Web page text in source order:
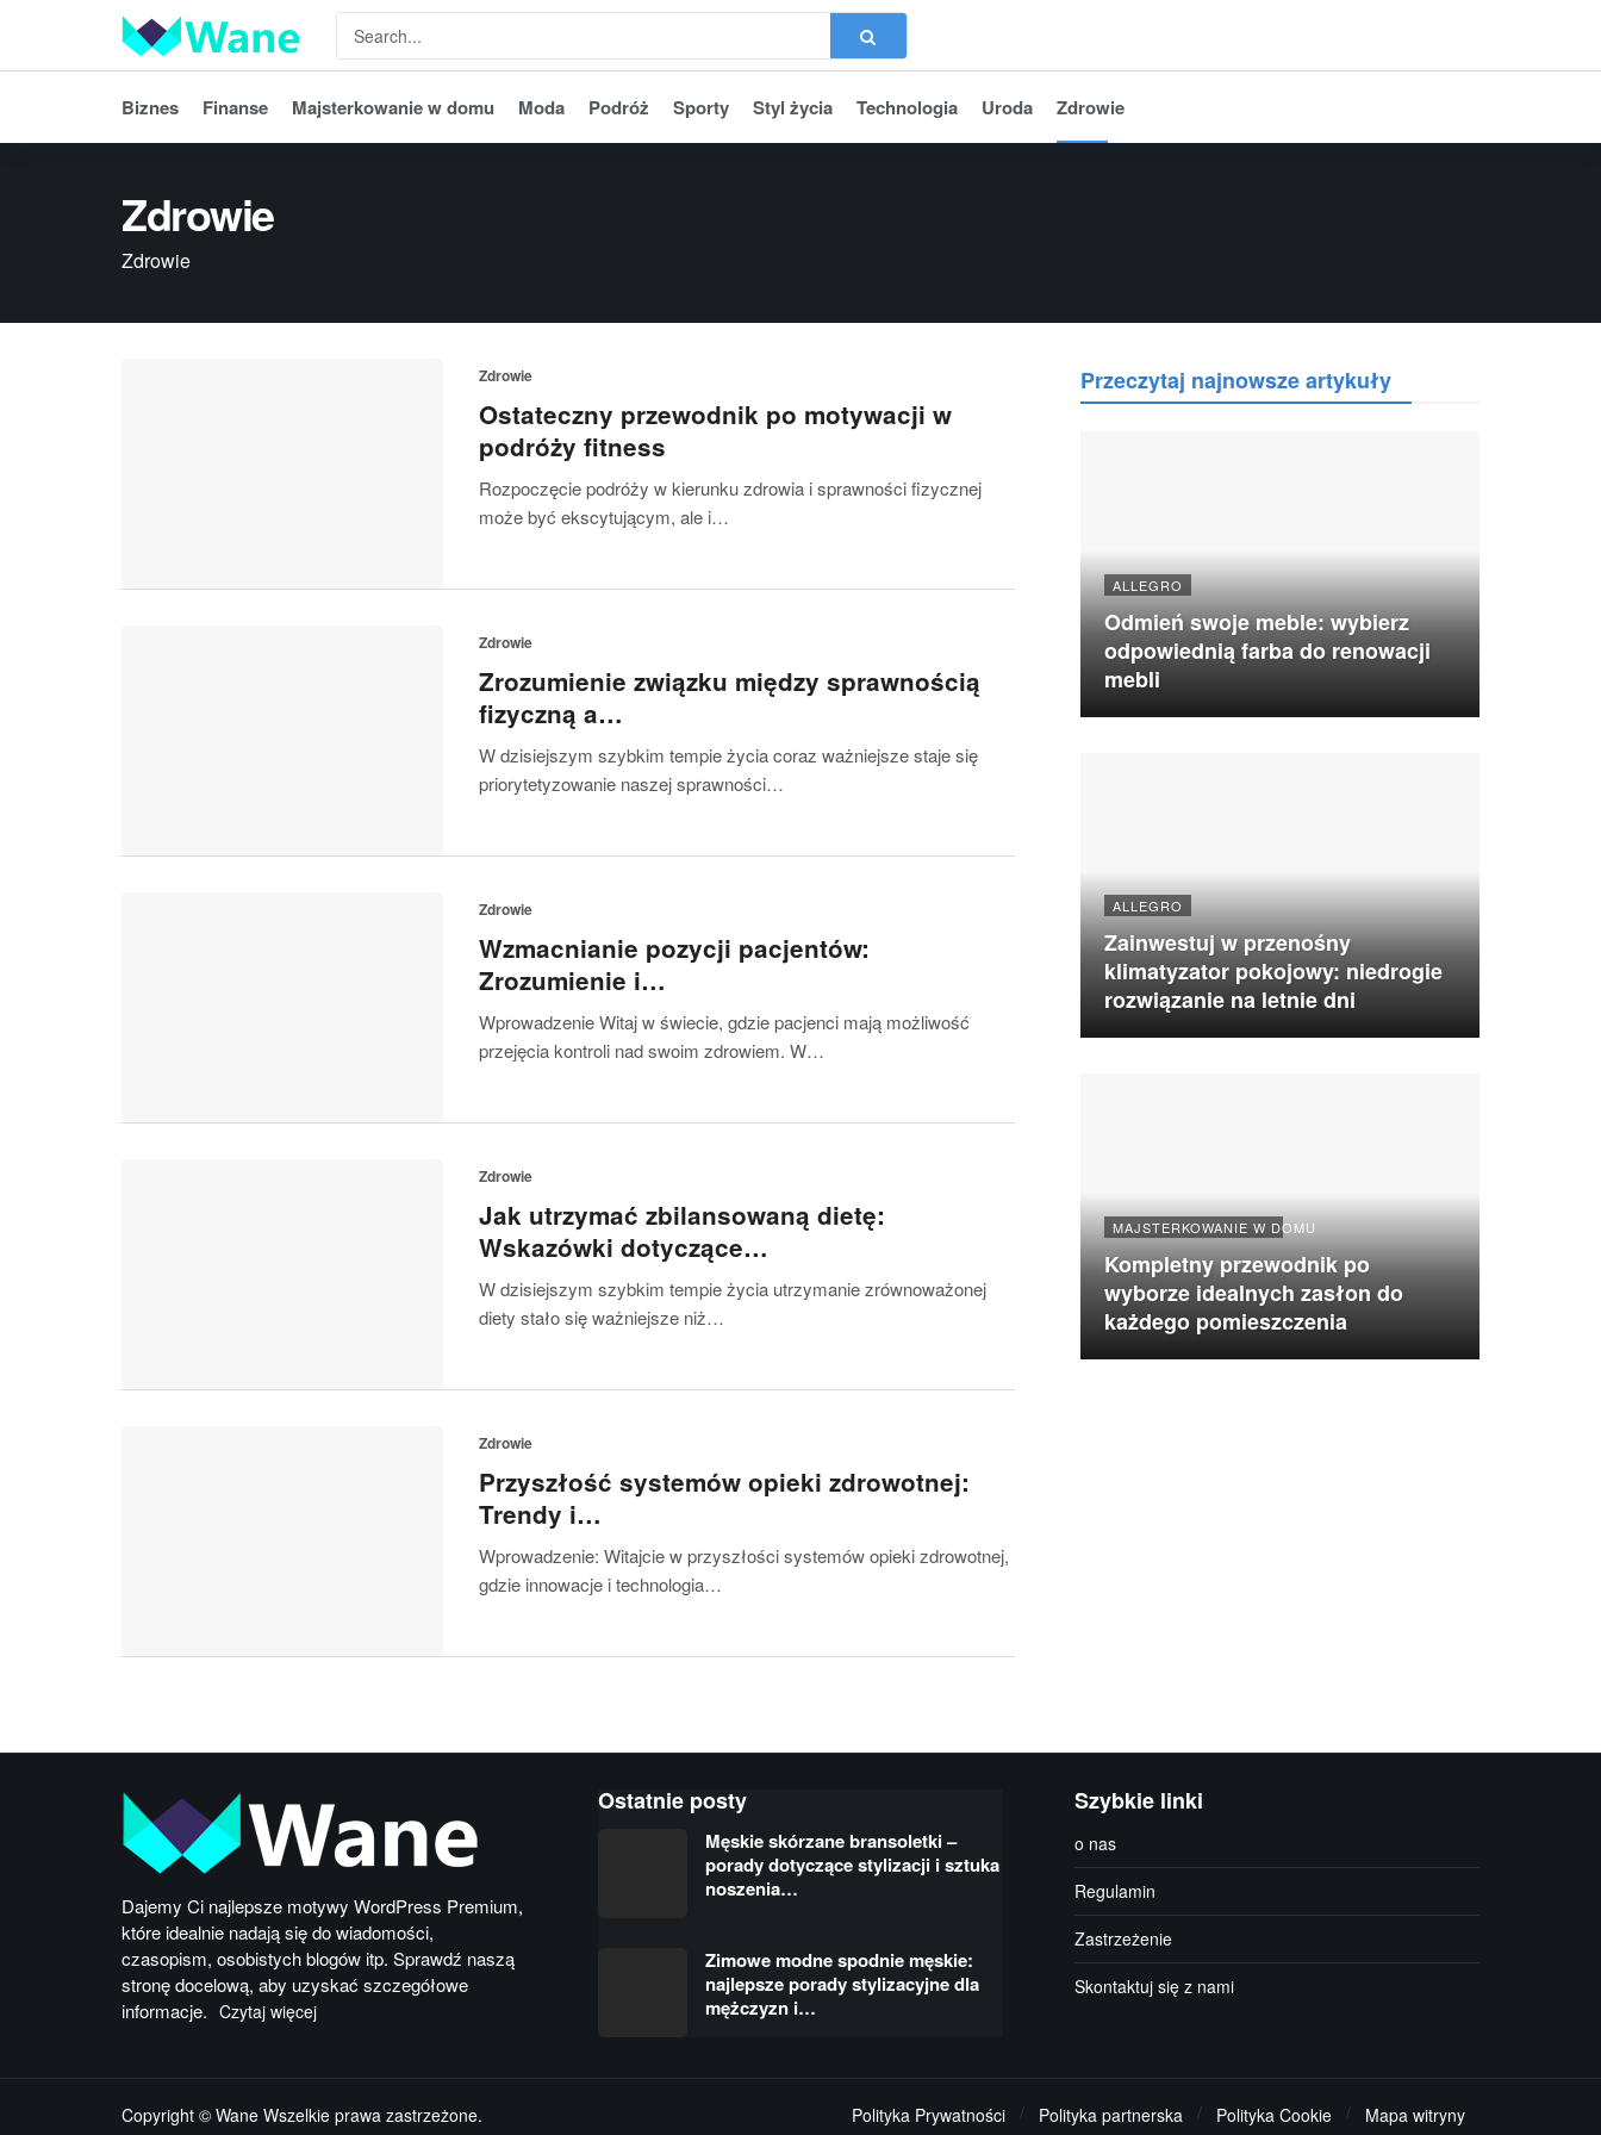
Biznes Finanse Majsterkowanie w domu Moda Podróż Sporty Styl życia Technologia Uroda Zdrowie
Zdrowie
Zdrowie
Zdrowie
Ostateczny przewodnik po motywacji w
podróży fitness
Rozpoczęcie podróży w kierunku zdrowia i sprawności fizycznej
może być ekscytującym, ale i…
Zdrowie
Zrozumienie związku między sprawnością
fizyczną a…
W dzisiejszym szybkim tempie życia coraz ważniejsze staje się
priorytetyzowanie naszej sprawności…
Zdrowie
Wzmacnianie pozycji pacjentów:
Zrozumienie i…
Wprowadzenie Witaj w świecie, gdzie pacjenci mają możliwość
przejęcia kontroli nad swoim zdrowiem. W…
Zdrowie
Jak utrzymać zbilansowaną dietę:
Wskazówki dotyczące…
W dzisiejszym szybkim tempie życia utrzymanie zrównoważonej
diety stało się ważniejsze niż…
Zdrowie
Przyszłość systemów opieki zdrowotnej:
Trendy i…
Wprowadzenie: Witajcie w przyszłości systemów opieki zdrowotnej,
gdzie innowacje i technologia…
Przeczytaj najnowsze artykuły
ALLEGRO
Odmień swoje meble: wybierz
odpowiednią farba do renowacji
mebli
ALLEGRO
Zainwestuj w przenośny
klimatyzator pokojowy: niedrogie
rozwiązanie na letnie dni
MAJSTERKOWANIE W DOMU
Kompletny przewodnik po
wyborze idealnych zasłon do
każdego pomieszczenia
Dajemy Ci najlepsze motywy WordPress Premium,
które idealnie nadają się do wiadomości,
czasopism, osobistych blogów itp. Sprawdź naszą
stronę docelową, aby uzyskać szczegółowe
informacje. Czytaj więcej
Ostatnie posty
Męskie skórzane bransoletki –
porady dotyczące stylizacji i sztuka
noszenia…
Zimowe modne spodnie męskie:
najlepsze porady stylizacyjne dla
mężczyzn i…
Szybkie linki
o nas
Regulamin
Zastrzeżenie
Skontaktuj się z nami
Copyright © Wane Wszelkie prawa zastrzeżone. Polityka Prywatności Polityka partnerska Polityka Cookie Mapa witryny